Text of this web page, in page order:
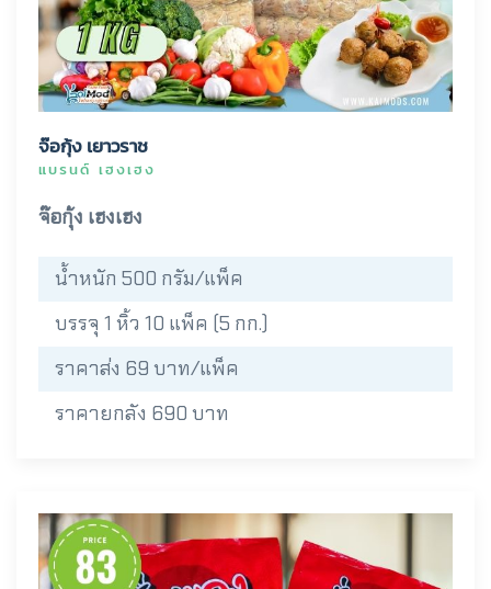
จ๊อกุ้ง เยาวราช
แบรนด์ เฮงเฮง
จ๊อกุ้ง เฮงเฮง
น้ำหนัก 500 กรัม/แพ็ค
บรรจุ 1 หิ้ว 10 แพ็ค (5 กก.)
ราคาส่ง 69 บาท/แพ็ค
ราคายกลัง 690 บาท